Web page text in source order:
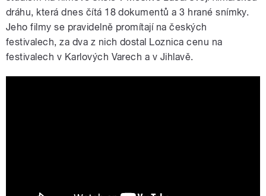
dráhu, která dnes čítá 18 dokumentů a 3 hrané snímky.
Jeho filmy se pravidelně promítají na českých
festivalech, za dva z nich dostal Loznica cenu na
festivalech v Karlových Varech a v Jihlavě.